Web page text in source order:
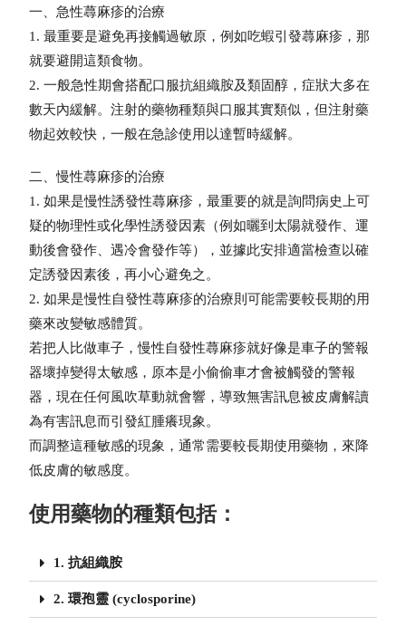
一、急性蕁麻疹的治療
1. 最重要是避免再接觸過敏原，例如吃蝦引發蕁麻疹，那
就要避開這類食物。
2. 一般急性期會搭配口服抗組織胺及類固醇，症狀大多在
數天內緩解。注射的藥物種類與口服其實類似，但注射藥
物起效較快，一般在急診使用以達暫時緩解。
二、慢性蕁麻疹的治療
1. 如果是慢性誘發性蕁麻疹，最重要的就是詢問病史上可
疑的物理性或化學性誘發因素（例如曬到太陽就發作、運
動後會發作、遇冷會發作等），並據此安排適當檢查以確
定誘發因素後，再小心避免之。
2. 如果是慢性自發性蕁麻疹的治療則可能需要較長期的用
藥來改變敏感體質。
若把人比做車子，慢性自發性蕁麻疹就好像是車子的警報
器壞掉變得太敏感，原本是小偷偷車才會被觸發的警報
器，現在任何風吹草動就會響，導致無害訊息被皮膚解讀
為有害訊息而引發紅腫癢現象。
而調整這種敏感的現象，通常需要較長期使用藥物，來降
低皮膚的敏感度。
使用藥物的種類包括：
1. 抗組織胺
2. 環孢靈 (cyclosporine)